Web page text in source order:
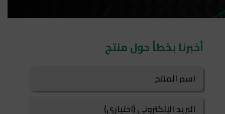
أخبرنا بخطأ حول منتج